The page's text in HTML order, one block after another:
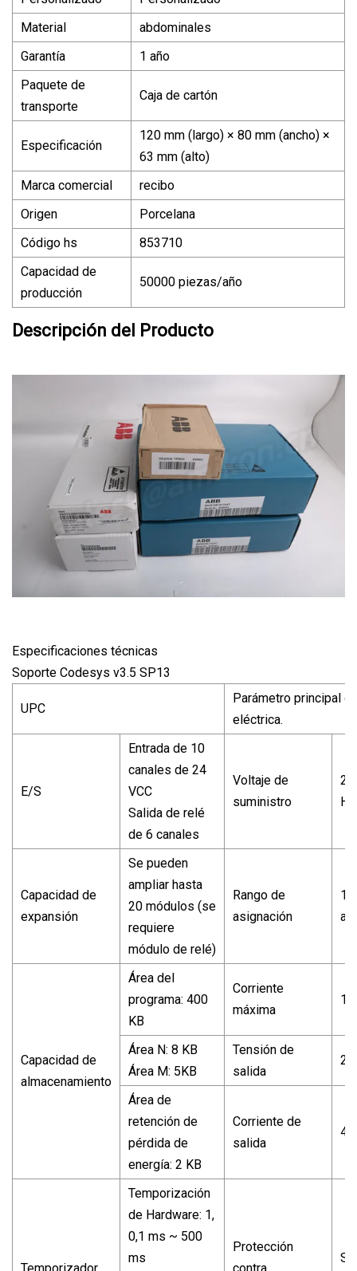
Material
abdominales
Garantía
1 año
Paquete de
transporte
Caja de cartón
Especificación
120 mm (largo) × 80 mm (ancho) ×
63 mm (alto)
Marca comercial
recibo
Origen
Porcelana
Código hs
853710
Capacidad de
producción
50000 piezas/año
Descripción del Producto
Especificaciones técnicas
Soporte Codesys v3.5 SP13
UPC
Parámetro principal
eléctrica.
E/S
Entrada de 10
canales de 24
VCC
Salida de relé
de 6 canales
Voltaje de
suministro
Hz
Capacidad de
expansión
Se pueden
ampliar hasta
20 módulos (se
requiere
módulo de relé)
Rango de
asignación
a
Capacidad de
almacenamiento
Área del
programa: 400
KB
Corriente
máxima
Área N: 8 KB
Área M: 5KB
Tensión de
salida
24
Área de
retención de
pérdida de
energía: 2 KB
Corriente de
salida
Temporizador
Temporización
de Hardware: 1,
0,1 ms ~ 500
ms
Protección
contra